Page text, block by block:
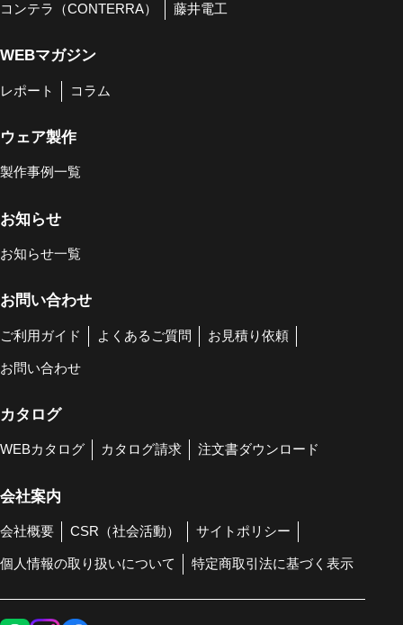
コンテラ（CONTERRA） 藤井電工
WEBマガジン
レポート コラム
ウェア製作
製作事例一覧
お知らせ
お知らせ一覧
お問い合わせ
ご利用ガイド よくあるご質問 お見積り依頼
お問い合わせ
カタログ
WEBカタログ カタログ請求 注文書ダウンロード
会社案内
会社概要 CSR（社会活動） サイトポリシー
個人情報の取り扱いについて 特定商取引法に基づく表示